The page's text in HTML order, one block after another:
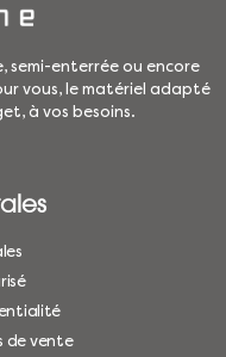
semi-enterrée ou encore
vous, le matériel adapté
à vos besoins.
de vente